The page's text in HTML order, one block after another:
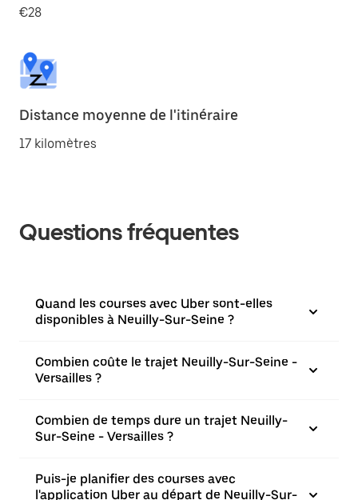
€28
Distance moyenne de l'itinéraire
17 kilomètres
Questions fréquentes
Quand les courses avec Uber sont-elles
disponibles à Neuilly-Sur-Seine ?
Combien coûte le trajet Neuilly-Sur-Seine -
Versailles ?
Combien de temps dure un trajet Neuilly-
Sur-Seine - Versailles ?
Puis-je planifier des courses avec
l'application Uber au départ de Neuilly-Sur-